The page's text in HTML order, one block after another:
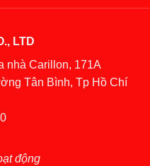
LTD
nhà Carillon, 171A
Tân Bình, Tp Hồ Chí
động